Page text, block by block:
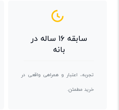
سابقه ۱۶ ساله در
بانه
تجربه، اعتبار و همراهی واقعی در
خرید مطمئن.